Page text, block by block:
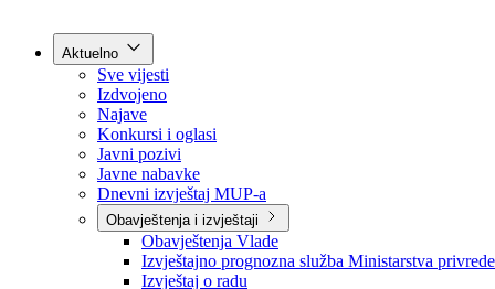
Kontakt
Aktuelno
Sve vijesti
Izdvojeno
Najave
Konkursi i oglasi
Javni pozivi
Javne nabavke
Dnevni izvještaj MUP-a
Obavještenja i izvještaji